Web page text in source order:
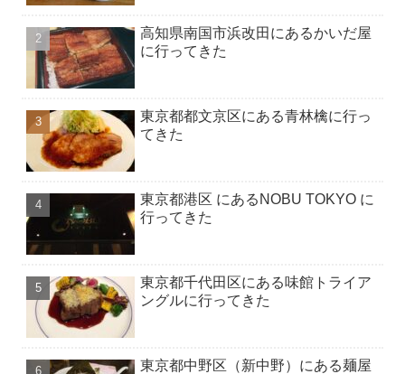
高知県南国市浜改田にあるかいだ屋
に行ってきた
東京都都文京区にある青林檎に行っ
てきた
東京都港区 にあるNOBU TOKYO に
行ってきた
東京都千代田区にある味館トライア
ングルに行ってきた
東京都中野区（新中野）にある麺屋